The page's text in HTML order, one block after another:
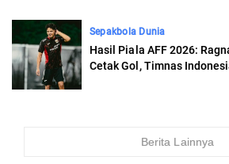
2025
Sepakbola Dunia
Hasil Piala AFF 2026:
Cetak Gol, Timnas
Berita Lainnya